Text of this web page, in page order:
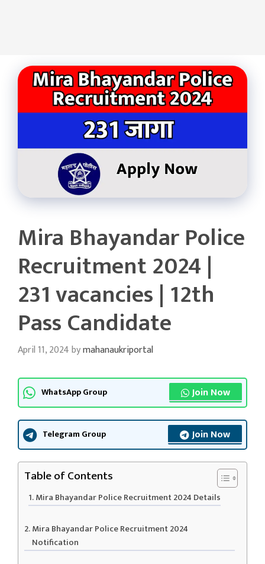
Mira Bhayandar Police
Recruitment 2024 |
231 vacancies | 12th
Pass Candidate
April 11, 2024bymahanaukriportal
WhatsApp Group Join Now
Telegram Group Join Now
Table of Contents
Mira Bhayandar Police Recruitment 2024 Details
Mira Bhayandar Police Recruitment 2024
Notification